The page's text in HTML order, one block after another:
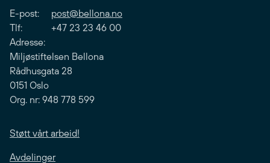
E-post: post@bellona.no
Tlf: +47 23 23 46 00
Adresse:
Miljøstiftelsen Bellona
Rådhusgata 28
0151 Oslo
Org. nr: 948 778 599
Støtt vårt arbeid!
Avdelinger